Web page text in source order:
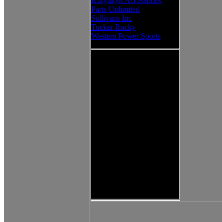
Parts Unlimited
Sullivans Inc
Tucker Rocky
Western Power Sports